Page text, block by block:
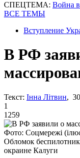
СПЕЦТЕМА: Война
ВСЕ ТЕМЫ
Вступление
В РФ
Текст: Інна Літвин,
1
1259
Фото: Соцмережі
Обломок
окраине Калуги